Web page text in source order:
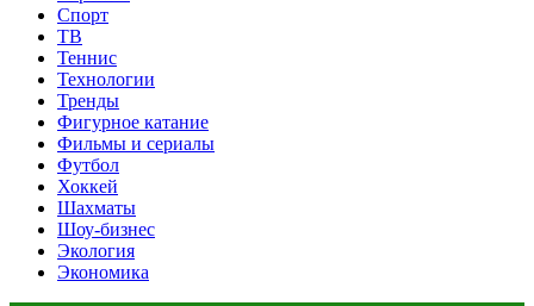
Спорт
ТВ
Теннис
Технологии
Тренды
Фигурное катание
Фильмы и сериалы
Футбол
Хоккей
Шахматы
Шоу-бизнес
Экология
Экономика